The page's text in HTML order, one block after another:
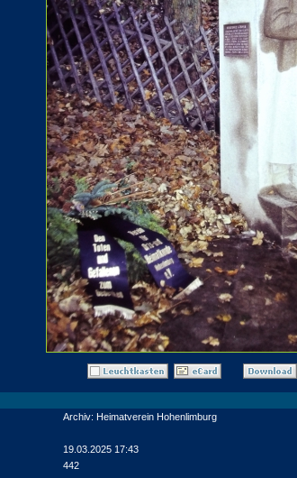
Archiv: Heimatverein Hohenlimburg
19.03.2025 17:43
442